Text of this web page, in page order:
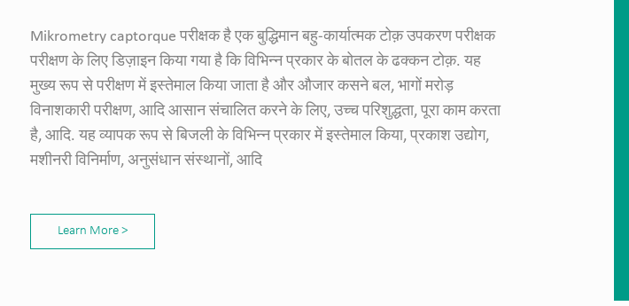
Mikrometry captorque परीक्षक है एक बुद्धिमान बहु-कार्यात्मक टोक़ उपकरण परीक्षक
परीक्षण के लिए डिज़ाइन किया गया है कि विभिन्न प्रकार के बोतल के ढक्कन टोक़. यह
मुख्य रूप से परीक्षण में इस्तेमाल किया जाता है और औजार कसने बल, भागों मरोड़
विनाशकारी परीक्षण, आदि आसान संचालित करने के लिए, उच्च परिशुद्धता, पूरा काम करता
है, आदि. यह व्यापक रूप से बिजली के विभिन्न प्रकार में इस्तेमाल किया, प्रकाश उद्योग,
मशीनरी विनिर्माण, अनुसंधान संस्थानों, आदि
Learn More >